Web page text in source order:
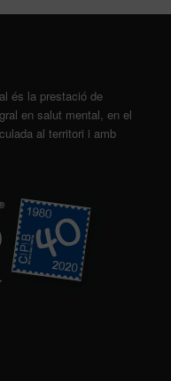
és la prestació de
en salut mental, en el
al territori i amb